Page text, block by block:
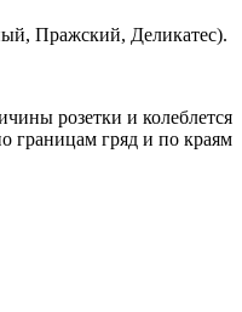
Пражский, Деликатес).
розетки и колеблется
границам гряд и по краям